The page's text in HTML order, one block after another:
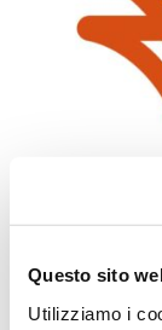
Questo sito
Utilizziamo i